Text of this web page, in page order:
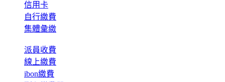
信用卡
自行繳費
集體彙繳
派員收費
線上繳費
ibon繳費